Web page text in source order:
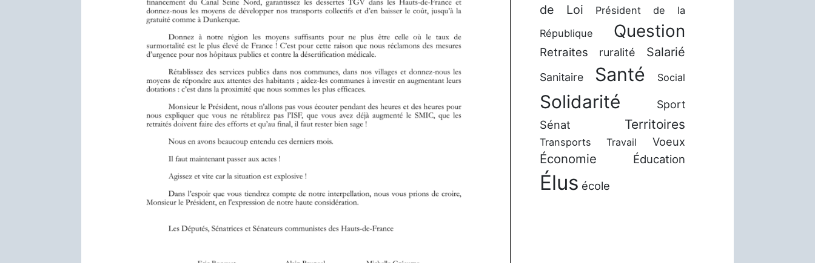
de Loi
Président de la
République
Question
Retraites ruralité Salarié
Sanitaire Santé Social
Solidarité Sport
Sénat Territoires
Transports Travail Voeux
Économie Éducation
Élus école